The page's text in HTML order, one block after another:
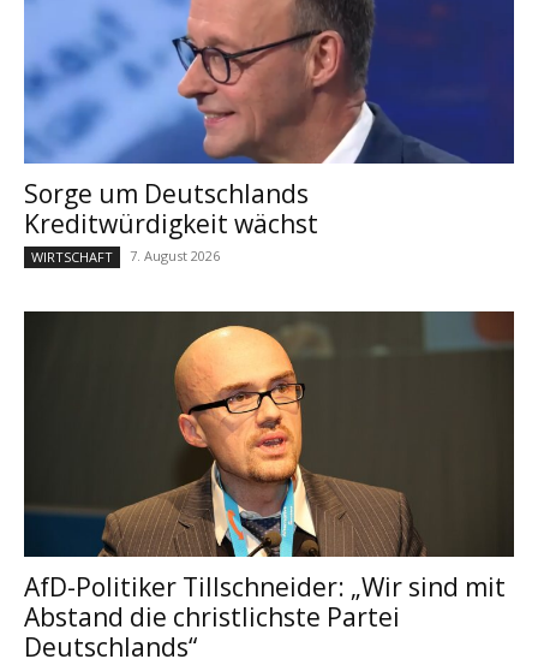
Sorge um Deutschlands
Kreditwürdigkeit wächst
WIRTSCHAFT 7. August 2026
AfD-Politiker Tillschneider: „Wir sind mit
Abstand die christlichste Partei
Deutschlands“